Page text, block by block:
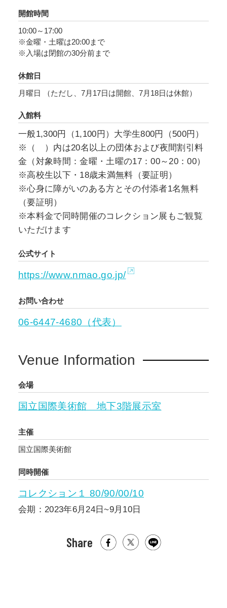
の初期には予防の観点から「ステイホーム」と
いう言葉が頻繁に使われるようになりました。
この「ホーム」には、私たちが過ごす物質的な
て祖国の意味もあります。私たちが留まること
を求められたホームですが、パンデミック期以
ス感染という病により生と死が身近になる中、
「ホーム」が含む意味に対して意識的、無意識
的に思いをめぐらす機会も増えたのではないで
しょうか。パンデミック以前から世界各地にお
ける難民問題はありましたが、昨年2月のウクラ
イナへのロシア侵攻も多数の新たな難民を生み
出し、祖国・故郷というホームの別義に含まれ
る意味を私たちにも突きつけました。
たちの居場所、役割等をキーワードに表現され
た作品群から、私たちにとっての「ホーム」
――家そして家族とは何か、私たちが所属する
ことを試みます。
錯する日本家屋をリサーチ。忘れ去られようと
再構築します。またジョージア出身ドイツ・ベ
ルリン在住のアンドロ・ウェクアは、ロシアの
観を絵画、彫刻を通じて見せます。
タイトルの「ホーム・スイート・ホーム」は、
愛しい我が家などとも訳せられ用いられてきま
ビターな社会が続く中で、私たちのホーム・ス
イート・ホームを見つめ直します。
開館時間
10:00～17:00
※金曜・土曜は20:00まで
※入場は閉館の30分前まで
休館日
月曜日 （ただし、7月17日は開館、7月18日は休館）
入館料
一般1,300円（1,100円）大学生800円（500円）
※（ ）内は20名以上の団体および夜間割引料
金（対象時間：金曜・土曜の17：00～20：00）
※高校生以下・18歳未満無料（要証明）
※心身に障がいのある方とその付添者1名無料
（要証明）
※本料金で同時開催のコレクション展もご観覧
いただけます
公式サイト
https://www.nmao.go.jp/
お問い合わせ
06-6447-4680（代表）
Venue Information
会場
国立国際美術館 地下3階展示室
主催
国立国際美術館
同時開催
コレクション１ 80/90/00/10
会期：2023年6月24日~9月10日
Share